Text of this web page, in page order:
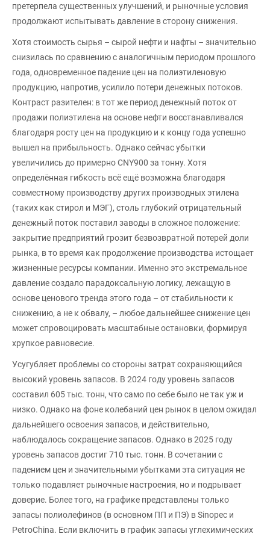
претерпела существенных улучшений, и рыночные условия
продолжают испытывать давление в сторону снижения.
Хотя стоимость сырья – сырой нефти и нафты – значительно
снизилась по сравнению с аналогичным периодом прошлого
года, одновременное падение цен на полиэтиленовую
продукцию, напротив, усилило потери денежных потоков.
Контраст разителен: в тот же период денежный поток от
продажи полиэтилена на основе нефти восстанавливался
благодаря росту цен на продукцию и к концу года успешно
вышел на прибыльность. Однако сейчас убытки
увеличились до примерно CNY900 за тонну. Хотя
определённая гибкость всё ещё возможна благодаря
совместному производству других производных этилена
(таких как стирол и МЭГ), столь глубокий отрицательный
денежный поток поставил заводы в сложное положение:
закрытие предприятий грозит безвозвратной потерей доли
рынка, в то время как продолжение производства истощает
жизненные ресурсы компании. Именно это экстремальное
давление создало парадоксальную логику, лежащую в
основе ценового тренда этого года – от стабильности к
снижению, а не к обвалу, – любое дальнейшее снижение цен
может спровоцировать масштабные остановки, формируя
хрупкое равновесие.
Усугубляет проблемы со стороны затрат сохраняющийся
высокий уровень запасов. В 2024 году уровень запасов
составил 605 тыс. тонн, что само по себе было не так уж и
низко. Однако на фоне колебаний цен рынок в целом ожидал
дальнейшего освоения запасов, и действительно,
наблюдалось сокращение запасов. Однако в 2025 году
уровень запасов достиг 710 тыс. тонн. В сочетании с
падением цен и значительными убытками эта ситуация не
только подавляет рыночные настроения, но и подрывает
доверие. Более того, на графике представлены только
запасы полиолефинов (в основном ПП и ПЭ) в Sinopec и
PetroChina. Если включить в график запасы углехимических